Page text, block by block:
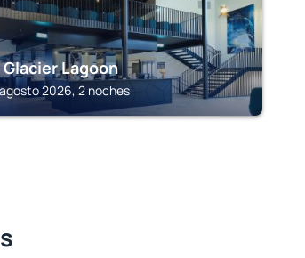
Lagoon
2026, 2 noches